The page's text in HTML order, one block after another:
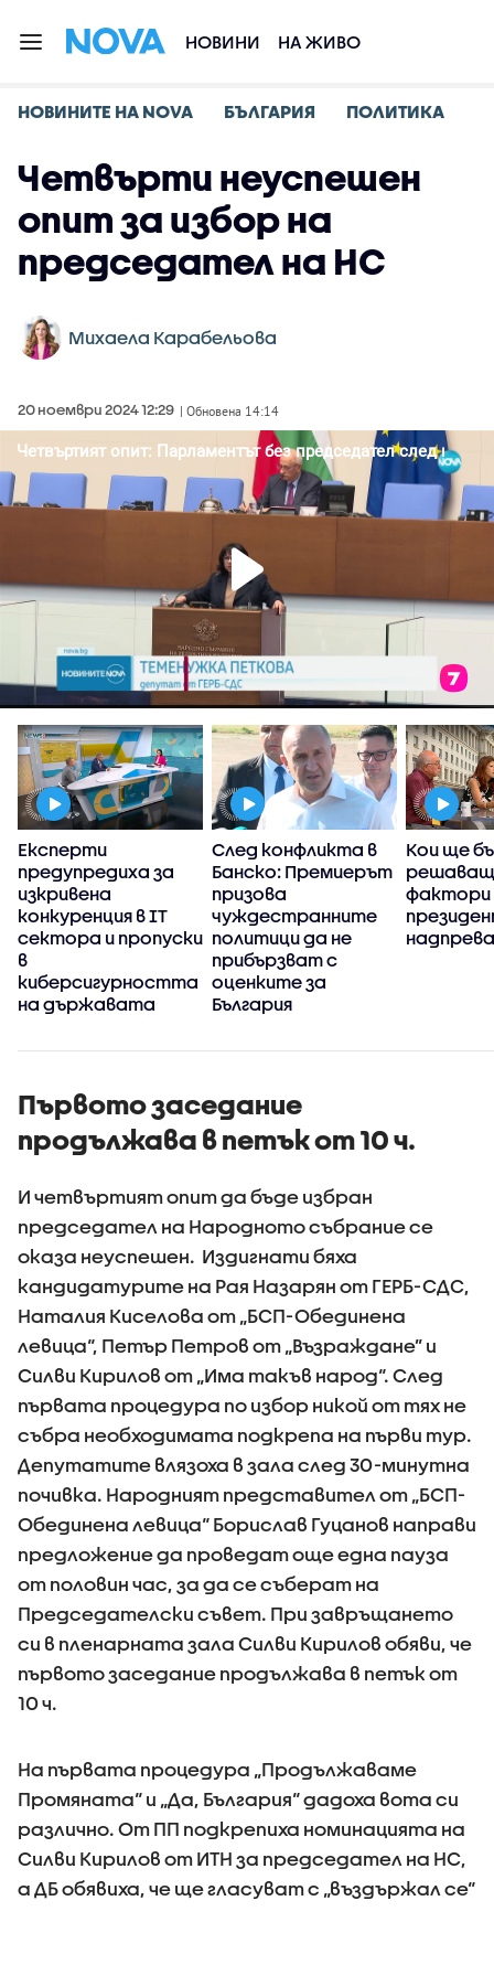
НОВИНИ НА ЖИВО
НОВИНИТЕ НА NOVA БЪЛГАРИЯ ПОЛИТИКА
Четвърти неуспешен
опит за избор на
председател на НС
Михаела Карабельова
20 ноември 2024 12:29 | Обновена 14:14
Експерти
предупредиха за
изкривена
конкуренция в IT
сектора и пропуски
в
киберсигурността
на държавата
След конфликта в
Банско: Премиерът
призова
чуждестранните
политици да не
прибързват с
оценките за
България
Кои ще
фактори
Първото заседание
продължава в петък от 10 ч.
И четвъртият опит да бъде избран
председател на Народното събрание се
оказа неуспешен. Издигнати бяха
кандидатурите на Рая Назарян от ГЕРБ-СДС,
Наталия Киселова от „БСП-Обединена
левица“, Петър Петров от „Възраждане” и
Силви Кирилов от „Има такъв народ“. След
първата процедура по избор никой от тях не
събра необходимата подкрепа на първи тур.
Депутатите влязоха в зала след 30-минутна
почивка. Народният представител от „БСП-
Обединена левица“ Борислав Гуцанов направи
предложение да проведат още една пауза
от половин час, за да се съберат на
Председателски съвет. При завръщането
си в пленарната зала Силви Кирилов обяви, че
първото заседание продължава в петък от
10 ч.
На първата процедура „Продължаваме
Промяната“ и „Да, България“ дадоха вота си
различно. От ПП подкрепиха номинацията на
Силви Кирилов от ИТН за председател на НС,
а ДБ обявиха, че ще гласуват с „въздържал се“